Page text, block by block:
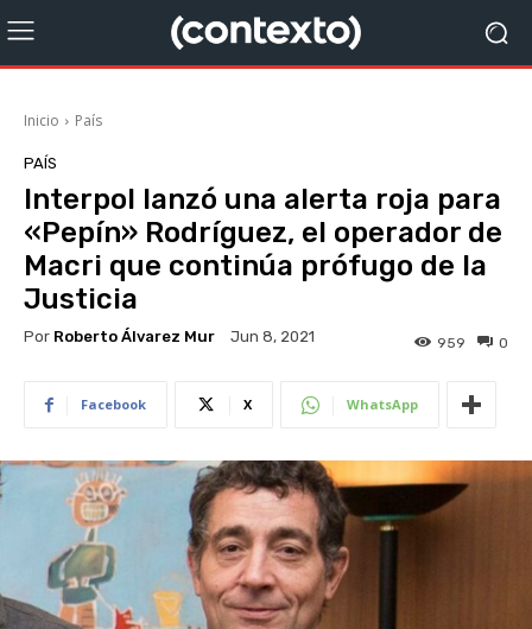
Inicio País
PAÍS
Interpol lanzó una alerta roja para
«Pepín» Rodríguez, el operador de
Macri que continúa prófugo de la
Justicia
Por Roberto Álvarez Mur Jun 8, 2021 0
959
Facebook X WhatsApp